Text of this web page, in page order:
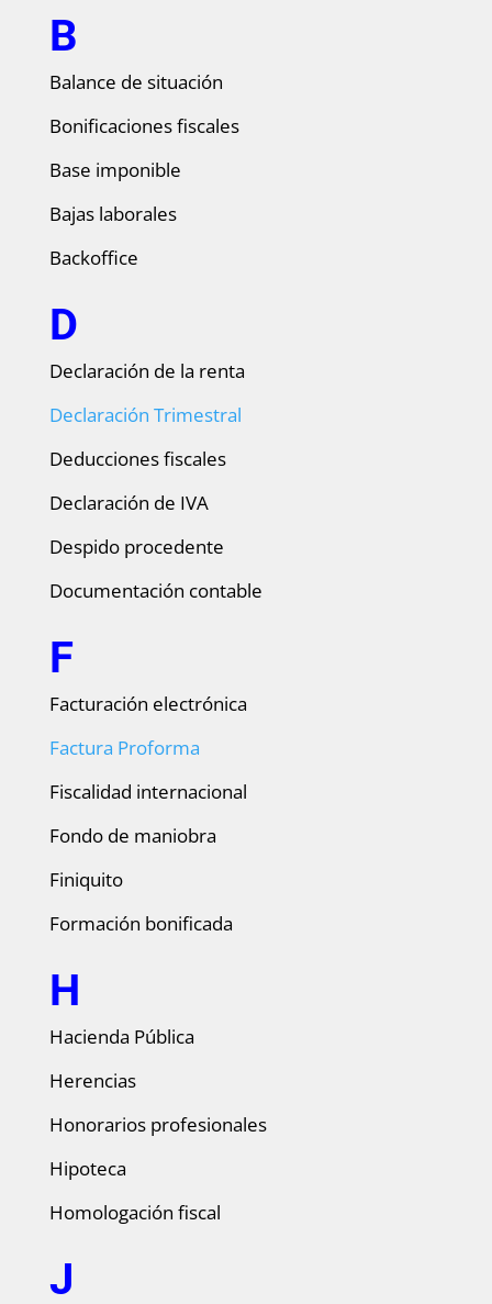
B
Balance de situación
Bonificaciones fiscales
Base imponible
Bajas laborales
Backoffice
D
Declaración de la renta
Declaración Trimestral
Deducciones fiscales
Declaración de IVA
Despido procedente
Documentación contable
F
Facturación electrónica
Factura Proforma
Fiscalidad internacional
Fondo de maniobra
Finiquito
Formación bonificada
H
Hacienda Pública
Herencias
Honorarios profesionales
Hipoteca
Homologación fiscal
J